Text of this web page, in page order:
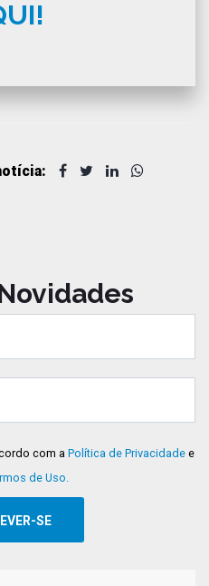
com a Política de Privacidadee
de Uso.